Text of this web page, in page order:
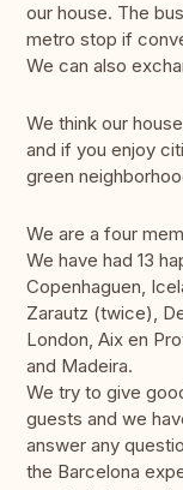
our house. The
metro stop if
We can also
We think our
and if you enjoy
green
We are a four
We have had 13
Copenhaguen,
Zarautz (twice),
London, Aix en
and Madeira.
We try to give
guests and we
answer any
the Barcelona